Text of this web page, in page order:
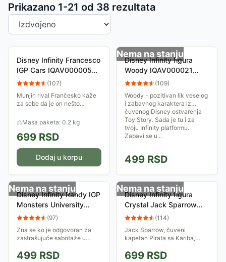
Prikazano 1-21 od 38 rezultata
Sortiranje proizvoda
Disney Infinity Francesco
IGP Cars IQAV000005
023012 (107)
Munjin rival Frančesko kaže
za sebe da je on nešto
još otkako je točak
pronađen... Postavi figuru na
bazu i iskoristi...
⚖Masa paketa: 0.2 kg
699 RSD
Dodaj u korpu
Nema na stanju
Disney Infinity figura
Woody IQAV000021
023015 (109)
Woody - pozitivan lik veselog
i zabavnog karaktera iz
čuvenog Disney ostvarenja
Toy Story. Sada je tu i za
tvoju Infinity platformu.
Zabavi se u...
499 RSD
Nema na stanju
Disney Infinity Randy IGP
Monsters University
IQAV000001 023020
(97)
Zna se ko je odgovoran za
zastrašujuće sabotaže u
University - Randy! Postavi
499 RSD
Nema na stanju
Disney Infinity figura
Crystal Jack Sparrow
IQAV000038 023017
(114)
Jack Sparrow, čuveni
kapetan Pirata sa Kariba,
Infinity platformu. Zabavi se u
699 RSD